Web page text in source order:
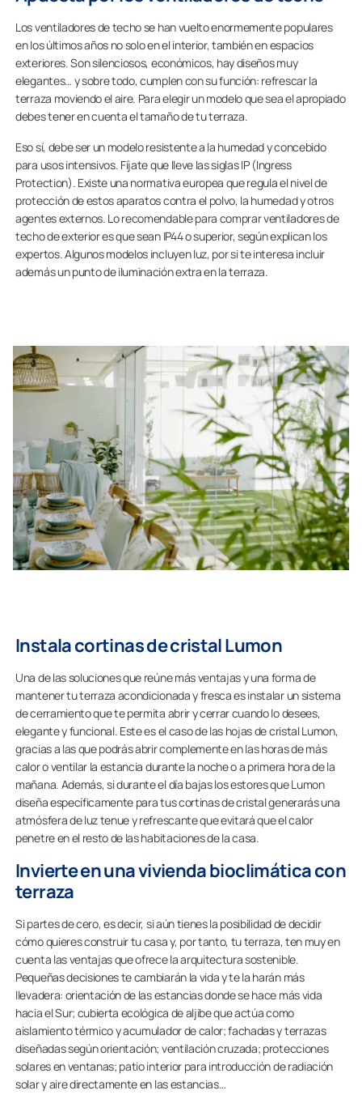
Los ventiladores de techo se han vuelto enormemente populares
en los últimos años no solo en el interior, también en espacios
exteriores. Son silenciosos, económicos, hay diseños muy
elegantes… y sobre todo, cumplen con su función: refrescar la
terraza moviendo el aire. Para elegir un modelo que sea el apropiado
debes tener en cuenta el tamaño de tu terraza.
Eso sí, debe ser un modelo resistente a la humedad y concebido
para usos intensivos. Fíjate que lleve las siglas IP (Ingress
Protection). Existe una normativa europea que regula el nivel de
protección de estos aparatos contra el polvo, la humedad y otros
agentes externos. Lo recomendable para comprar ventiladores de
techo de exterior es que sean IP44 o superior, según explican los
expertos. Algunos modelos incluyen luz, por si te interesa incluir
además un punto de iluminación extra en la terraza.
Instala cortinas de cristal Lumon
Una de las soluciones que reúne más ventajas y una forma de
mantener tu terraza acondicionada y fresca es instalar un sistema
de cerramiento que te permita abrir y cerrar cuando lo desees,
elegante y funcional. Este es el caso de las hojas de cristal Lumon,
gracias a las que podrás abrir complemente en las horas de más
calor o ventilar la estancia durante la noche o a primera hora de la
mañana. Además, si durante el día bajas los estores que Lumon
diseña específicamente para tus cortinas de cristal generarás una
atmósfera de luz tenue y refrescante que evitará que el calor
penetre en el resto de las habitaciones de la casa.
Invierte en una vivienda bioclimática con
terraza
Si partes de cero, es decir, si aún tienes la posibilidad de decidir
cómo quieres construir tu casa y, por tanto, tu terraza, ten muy en
cuenta las ventajas que ofrece la arquitectura sostenible.
Pequeñas decisiones te cambiarán la vida y te la harán más
llevadera: orientación de las estancias donde se hace más vida
hacia el Sur; cubierta ecológica de aljibe que actúa como
aislamiento térmico y acumulador de calor; fachadas y terrazas
diseñadas según orientación; ventilación cruzada; protecciones
solares en ventanas; patio interior para introducción de radiación
solar y aire directamente en las estancias…